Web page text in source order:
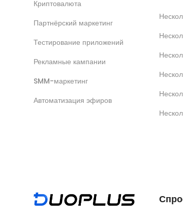
Криптовалюта
Партнёрский маркетинг
Тестирование приложений
Рекламные кампании
SMM-маркетинг
Автоматизация эфиров